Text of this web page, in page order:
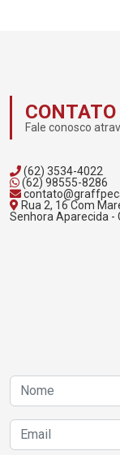
CONTATO
Fale conosco
(62) 3534-4022
(62) 98555-8286
Rua 2, 16 Com
Senhora Aparecida -